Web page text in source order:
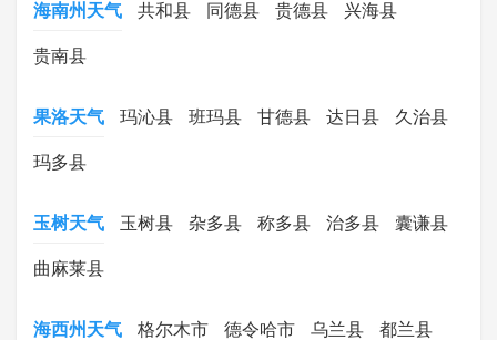
海南州天气 共和县 同德县 贵德县 兴海县
贵南县
果洛天气 玛沁县 班玛县 甘德县 达日县 久治县
玛多县
玉树天气 玉树县 杂多县 称多县 治多县 囊谦县
曲麻莱县
海西州天气 格尔木市 德令哈市 乌兰县 都兰县